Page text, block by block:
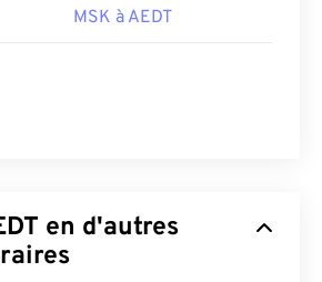
MSK à AEDT
en d'autres